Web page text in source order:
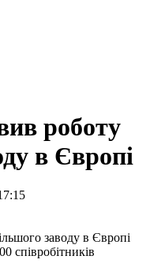
роботу
в Європі
співробітників